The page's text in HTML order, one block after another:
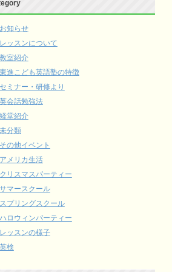
知らせ
ッスンについて
室紹介
進こども英語塾の特徴
ミナー・研修より
会話勉強法
堂紹介
分類
の他イベント
メリカ生活
リスマスパーティー
マースクール
プリングスクール
ロウィンパーティー
ッスンの様子
検